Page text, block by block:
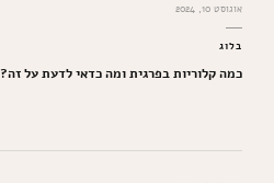
אוגוסט 10, 2024
בלוג
כמה קלוריות בפרגית ומה כדאי לדעת על זה?